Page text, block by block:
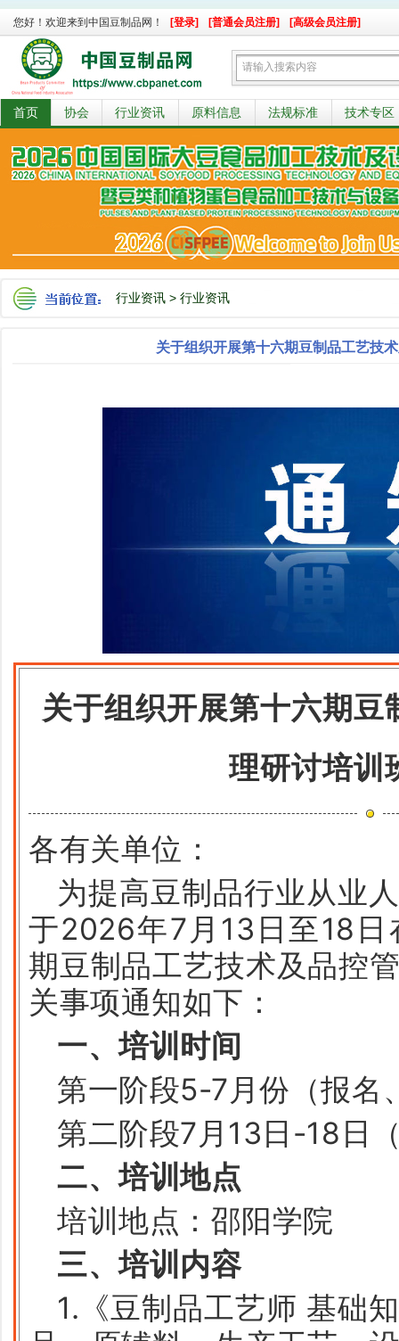
您好！欢迎来到中国豆制品网！ [登录] [普通会员注册] [高级会员注册]
首页 协会 行业资讯 原料信息 法规标准 技术专区
行业资讯 > 行业资讯
关于组织开展第十六期豆制品工艺技
关于组织开展第十六期
理研讨培训
各有关单位：
为提高豆制品行业从业
于2026年7月13日至18
期豆制品工艺技术及品控
关事项通知如下：
一、培训时间
第一阶段5-7月份（报名
第二阶段7月13日-18日
二、培训地点
培训地点：邵阳学院
三、培训内容
1.《豆制品工艺师 基础